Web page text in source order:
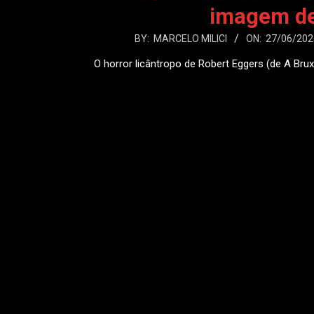
imagem
BY: MARCELO MILICI ON: 27/06/
O horror licântropo de Robert Eggers (de A